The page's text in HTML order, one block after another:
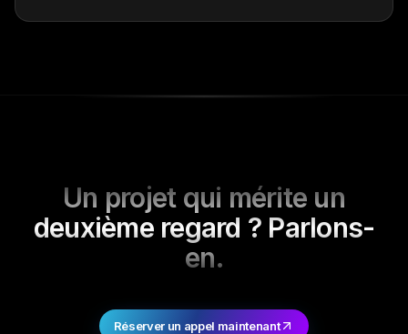
et ce qu'il faut auditer avant d'expédier.
Un projet qui mérite un
deuxième regard ? Parlons-
en.
Réserver un appel maintenant